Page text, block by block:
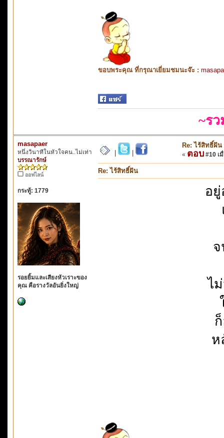
ขอบพระคุณ ที่กรุณาเยี่ยมชมนะจ๊ะ :
~ร
masapaer
หนึ่งวินาทีในหัวใจคน..ไม่เท่า
บรรณารักษ์
ออฟไลน์
กระทู้: 1779
รอยยิ้มและเสียงหัวเราะของ
คุณ คือรางวัลอันยิ่งใหญ่
Re: ไร้สิทธิ์ฝัน
« ตอบ #10 เ
Re: ไร้สิทธิ์ฝัน
อ
ไ
ห